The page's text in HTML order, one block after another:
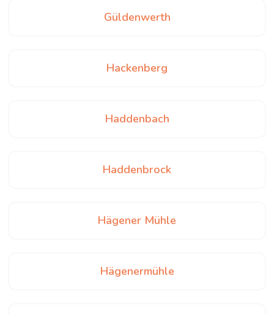
Güldenwerth
Hackenberg
Haddenbach
Haddenbrock
Hägener Mühle
Hägenermühle